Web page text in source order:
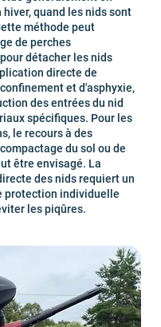
hiver, quand les nids sont
méthode peut
de perches
détacher les nids
directe de
et d'asphyxie,
des entrées du nid
spécifiques. Pour les
le recours à des
du sol ou de
être envisagé. La
des nids requiert un
protection individuelle
les piqûres.